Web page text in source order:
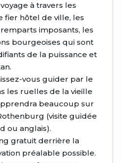
à travers les
fier hôtel de ville, les
imposants, les
bourgeoises qui sont
de la puissance et
vous guider par le
les ruelles de la vieille
beaucoup sur
(visite guidée
ou anglais).
gratuit derrière la
préalable possible.